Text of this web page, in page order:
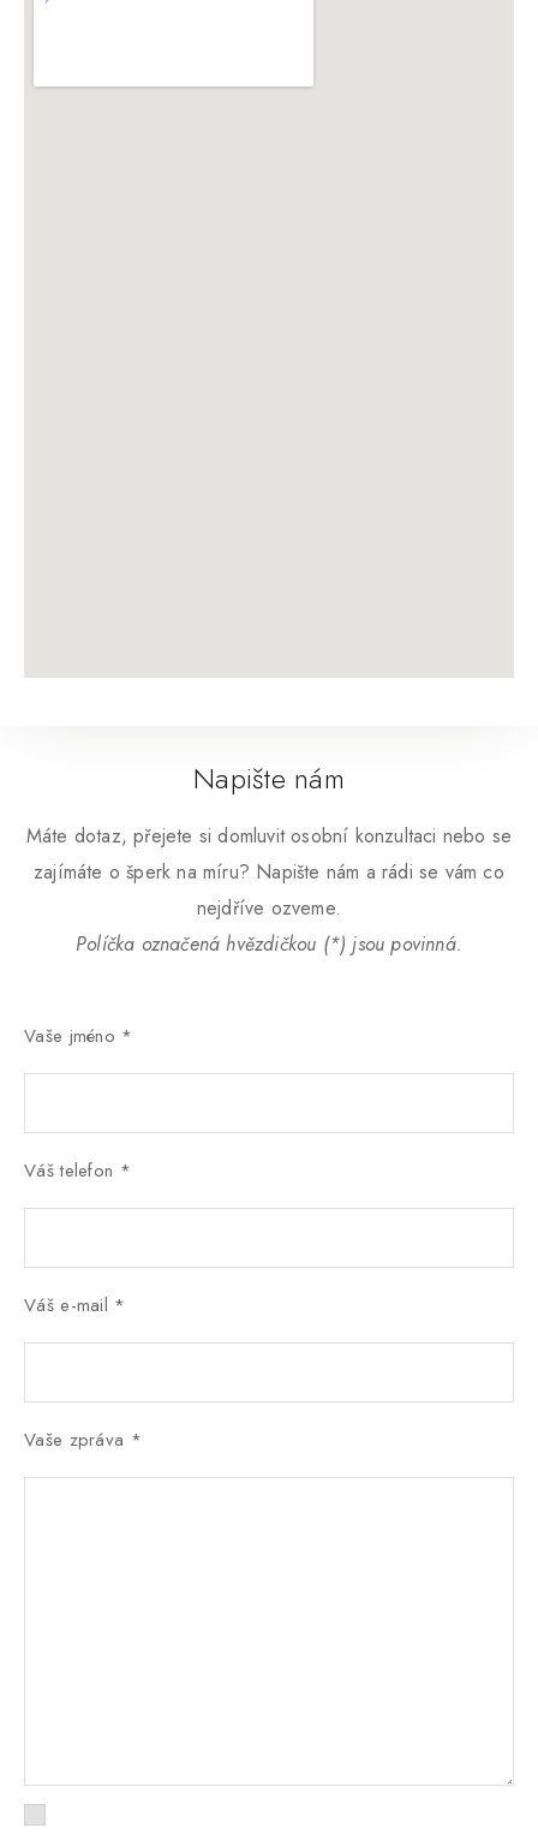
Napište nám
Máte dotaz, přejete si domluvit osobní konzultaci nebo se
zajímáte o šperk na míru? Napište nám a rádi se vám co
nejdříve ozveme.
Políčka označená hvězdičkou (*) jsou povinná.
Vaše jméno *
Váš telefon *
Váš e-mail *
Vaše zpráva *